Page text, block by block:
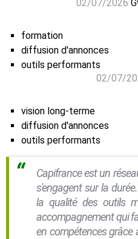
02/07/2026
formation
diffusion d'annonces
outils performants
02/07/
vision long-terme
diffusion d'annonces
outils performants
Capifrance est un
s'engagent sur la
la qualité des outils
accompagnement qui
en compétences grâce